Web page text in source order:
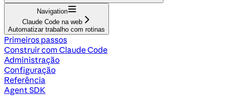
Navigation
Claude Code na web
Automatizar trabalho com rotinas
Primeiros passos
Construir com Claude Code
Administração
Configuração
Referência
Agent SDK